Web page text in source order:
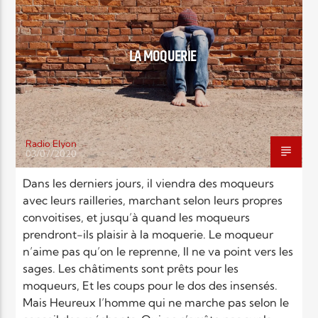
TITRE
ARTISTE
Radio Elyon
Elyon Rhema
Elyon Hits
LA MOQUERIE
Radio Elyon
03/07/2020
Dans les derniers jours, il viendra des moqueurs
avec leurs railleries, marchant selon leurs propres
convoitises, et jusqu’à quand les moqueurs
prendront-ils plaisir à la moquerie. Le moqueur
n’aime pas qu’on le reprenne, Il ne va point vers les
sages. Les châtiments sont prêts pour les
moqueurs, Et les coups pour le dos des insensés.
Mais Heureux l’homme qui ne marche pas selon le